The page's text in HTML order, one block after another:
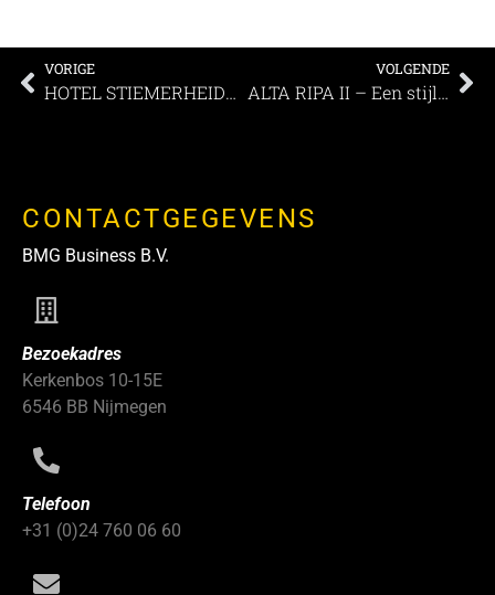
VORIGE
HOTEL STIEMERHEIDE – The Urban Hotel &Golf Retreat 4* Superior
VOLGENDE
ALTA RIPA II – Een stijlvol landgoed
CONTACTGEGEVENS
BMG Business B.V.
Bezoekadres
Kerkenbos 10-15E
6546 BB Nijmegen
Telefoon
+31 (0)24 760 06 60